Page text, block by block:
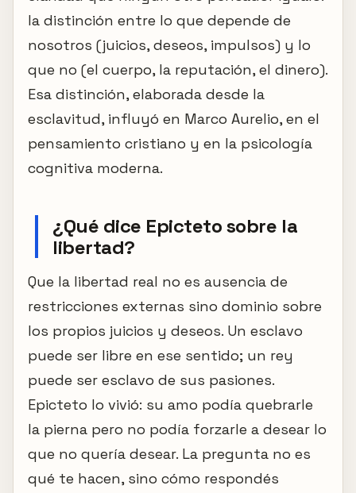
la distinción entre lo que depende de
nosotros (juicios, deseos, impulsos) y lo
que no (el cuerpo, la reputación, el dinero).
Esa distinción, elaborada desde la
esclavitud, influyó en Marco Aurelio, en el
pensamiento cristiano y en la psicología
cognitiva moderna.
¿Qué dice Epicteto sobre la
libertad?
Que la libertad real no es ausencia de
restricciones externas sino dominio sobre
los propios juicios y deseos. Un esclavo
puede ser libre en ese sentido; un rey
puede ser esclavo de sus pasiones.
Epicteto lo vivió: su amo podía quebrarle
la pierna pero no podía forzarle a desear lo
que no quería desear. La pregunta no es
qué te hacen, sino cómo respondés